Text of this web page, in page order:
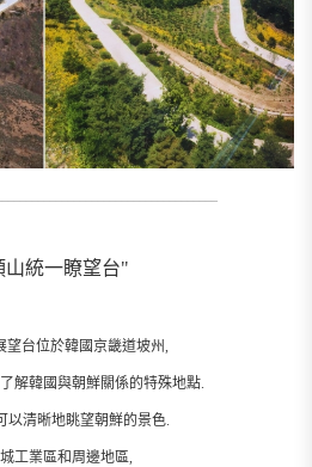
山統一瞭望台"
望台位於韓國京畿道坡州,
解韓國與朝鮮關係的特殊地點.
以清晰地眺望朝鮮的景色.
工業區和周邊地區,